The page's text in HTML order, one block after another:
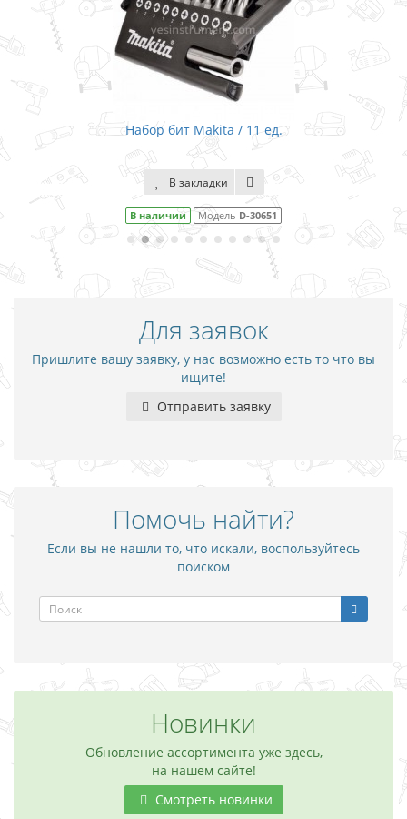
Набор бит Makita / 11 ед.
В закладки
В наличии Модель D-30651
Для заявок
Пришлите вашу заявку, у нас возможно есть то что вы
ищите!
Отправить заявку
Помочь найти?
Если вы не нашли то, что искали, воспользуйтесь
поиском
Новинки
Обновление ассортимента уже здесь,
на нашем сайте!
Смотреть новинки